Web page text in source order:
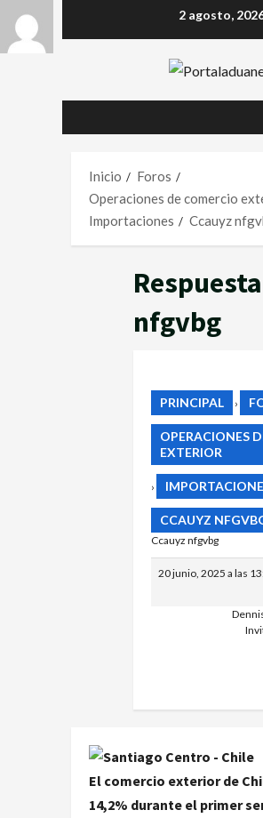
2 agosto,
Inicio
Foros
Operaciones de comercio
Importaciones
Ccauyz
nfgvbg
PRINCIPAL ›
OPERACIONES
EXTERIOR
›
CCAUYZ
Ccauyz nfgvbg
20 junio, 2025 a las
El comercio exterior de
14,2% durante el primer